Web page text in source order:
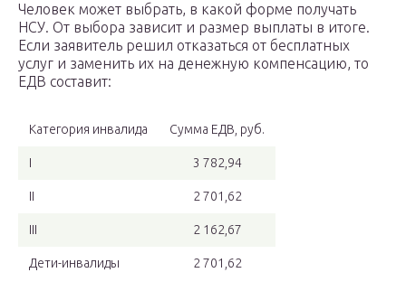
Человек может выбрать, в какой форме получать
НСУ. От выбора зависит и размер выплаты в итоге.
Если заявитель решил отказаться от бесплатных
услуг и заменить их на денежную компенсацию, то
ЕДВ составит:
Категория инвалида Сумма ЕДВ, руб.
I 3 782,94
II 2 701,62
III 2 162,67
Дети-инвалиды 2 701,62